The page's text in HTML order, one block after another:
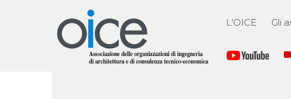
L'OICE Gli